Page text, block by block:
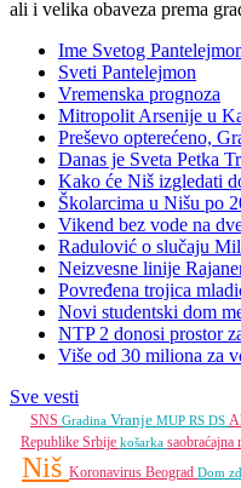
Ime Svetog
Sveti Pantelejmon
Vremenska prognoza
Mitropolit Arsenije u
Preševo opterećeno,
Danas je Sveta Petka
Kako će Niš izgledati
Školarcima u Nišu po
Vikend bez vode na
Radulović o slučaju
Neizvesne linije
Povređena trojica
Novi studentski dom
NTP 2 donosi prostor
Više od 30 miliona za
Sve vesti
SNS Gradina Vranje MUP RS DS
Republike Srbije košarka saobraćajna
Niš Koronavirus Beograd Dom